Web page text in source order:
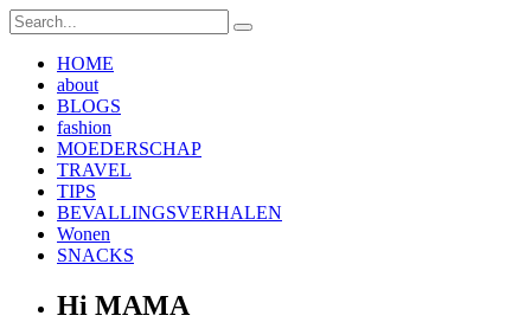
HOME
about
BLOGS
fashion
MOEDERSCHAP
TRAVEL
TIPS
BEVALLINGSVERHALEN
Wonen
SNACKS
Hi MAMA